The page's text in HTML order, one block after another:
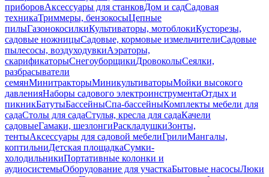
приборовАксессуары для станковДом и садСадовая
техникаТриммеры, бензокосыЦепные
пилыГазонокосилкиКультиваторы, мотоблокиКусторезы,
садовые ножницыСадовые, кормовые измельчителиСадовые
пылесосы, воздуходувкиАэраторы,
скарификаторыСнегоуборщикиДровоколыСеялки,
разбрасыватели
семянМинитракторыМиникультиваторыМойки высокого
давленияНаборы садового электроинструментаОтдых и
пикникБатутыБассейныСпа-бассейныКомплекты мебели для
садаСтолы для садаСтулья, кресла для садаКачели
садовыеГамаки, шезлонгиРаскладушкиЗонты,
тентыАксессуары для садовой мебелиГрилиМангалы,
коптильниДетская площадкаСумки-
холодильникиПортативные колонки и
аудиосистемыОборудование для участкаБытовые насосыЛюки